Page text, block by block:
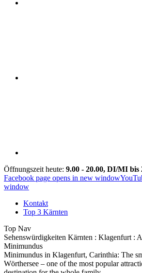
Öffnungszeit heute: 9.00 - 20.00, DI/MI bis
Facebook page opens in new window
window
Kontakt
Top 3 Kärnten
Top Nav
Sehenswürdigkeiten Kärnten : Klagenfurt :
Minimundus
Minimundus in Klagenfurt, Carinthia: The
Wörthersee – one of the most popular